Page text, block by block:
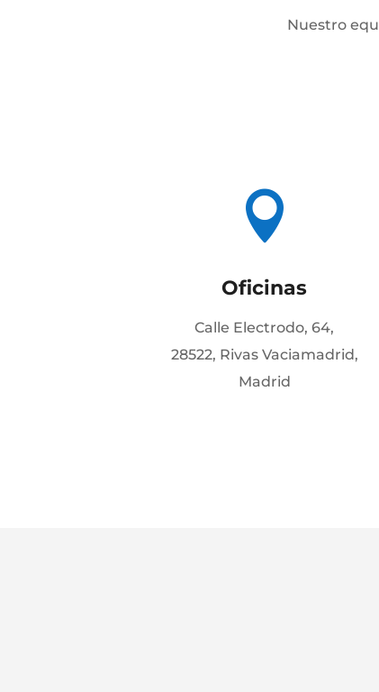
Nuestro

Oficinas
Calle Electrodo, 64,
28522, Rivas Vaciamadrid,
Madrid